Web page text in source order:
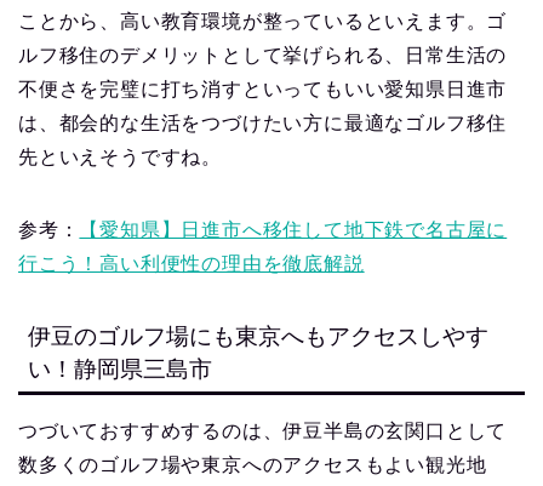
ことから、高い教育環境が整っているといえます。ゴ
ルフ移住のデメリットとして挙げられる、日常生活の
不便さを完璧に打ち消すといってもいい愛知県日進市
は、都会的な生活をつづけたい方に最適なゴルフ移住
先といえそうですね。
参考：
【愛知県】日進市へ移住して地下鉄で名古屋に
行こう！高い利便性の理由を徹底解説
伊豆のゴルフ場にも東京へもアクセスしやす
い！静岡県三島市
つづいておすすめするのは、伊豆半島の玄関口として
数多くのゴルフ場や東京へのアクセスもよい観光地